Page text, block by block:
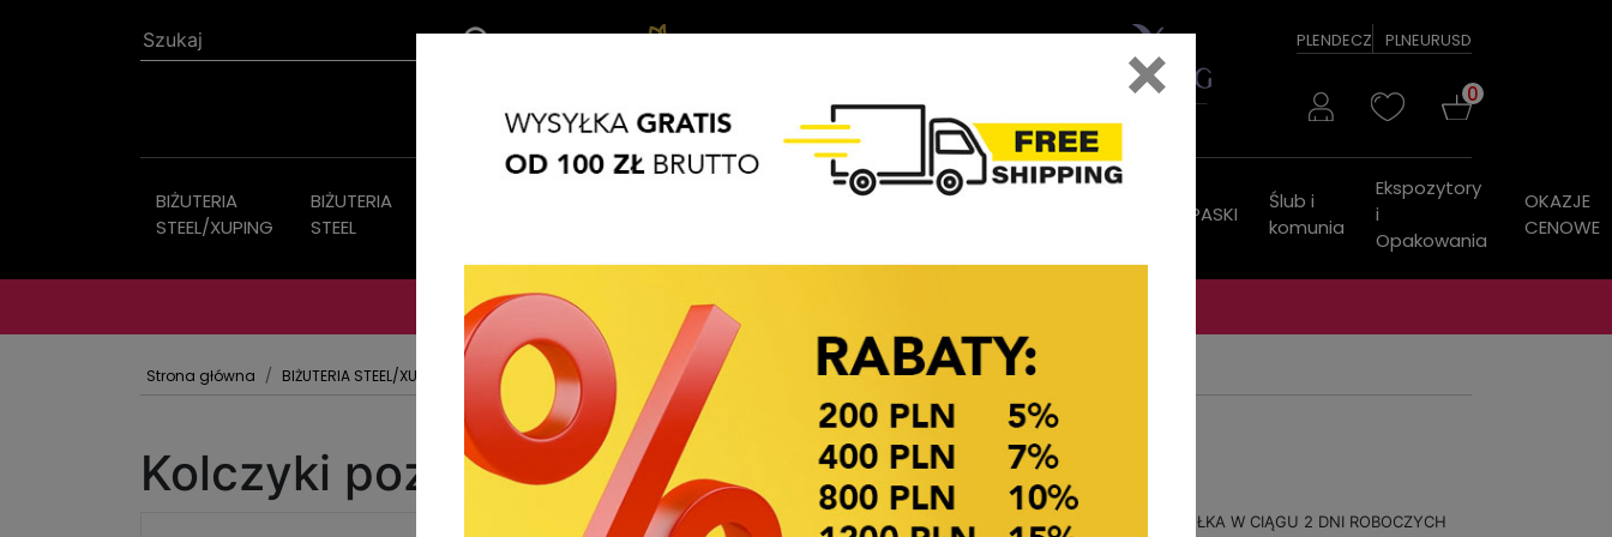
PLENDECZ PLNEURUSD
0
BIŻUTERIA
STEEL/XUPING
BIŻUTERIA
STEEL
Ozdoby
Akcesoria
PASKI
Ślub i
komunia
Ekspozytory
i
Opakowania
OKAZJE
CENOWE
OKAZJE CENOWE! OKAZJE CENOWE!
Strona główna BIŻUTERIA STEEL/XUPING KOLCZYKI
Kolczyki pozłacane Xuping
Dostępność:
WYSYŁKA W CIĄGU 2 DNI ROBOCZYCH
×